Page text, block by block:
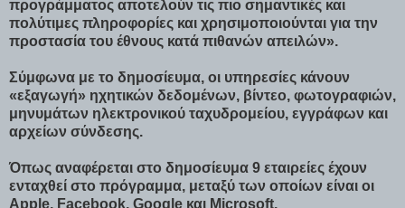
προγράμματος αποτελούν τις πιο σημαντικές και
πολύτιμες πληροφορίες και χρησιμοποιούνται για την
προστασία του έθνους κατά πιθανών απειλών».
Σύμφωνα με το δημοσίευμα, οι υπηρεσίες κάνουν
«εξαγωγή» ηχητικών δεδομένων, βίντεο, φωτογραφιών,
μηνυμάτων ηλεκτρονικού ταχυδρομείου, εγγράφων και
αρχείων σύνδεσης.
Όπως αναφέρεται στο δημοσίευμα 9 εταιρείες έχουν
ενταχθεί στο πρόγραμμα, μεταξύ των οποίων είναι οι
Apple, Facebook, Google και Microsoft.